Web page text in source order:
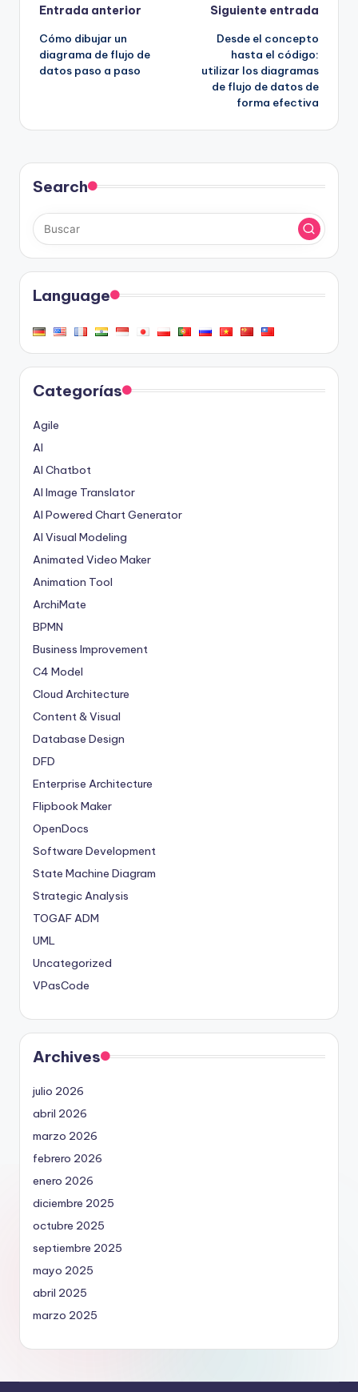
Navegación
de
entradas
Entrada anterior
Cómo dibujar un
diagrama de flujo de
datos paso a paso
Siguiente entrada
Desde el concepto
hasta el código:
utilizar los diagramas
de flujo de datos de
forma efectiva
Search
Language
Categorías
Agile
AI
AI Chatbot
AI Image Translator
AI Powered Chart Generator
AI Visual Modeling
Animated Video Maker
Animation Tool
ArchiMate
BPMN
Business Improvement
C4 Model
Cloud Architecture
Content & Visual
Database Design
DFD
Enterprise Architecture
Flipbook Maker
OpenDocs
Software Development
State Machine Diagram
Strategic Analysis
TOGAF ADM
UML
Uncategorized
VPasCode
Archives
julio 2026
abril 2026
marzo 2026
febrero 2026
enero 2026
diciembre 2025
octubre 2025
septiembre 2025
mayo 2025
abril 2025
marzo 2025